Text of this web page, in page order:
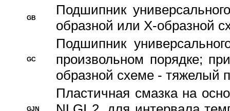
GB
Подшипник
образной или Х-образной
GC
Подшипник
произвольном порядке;
образной схеме - тяжелый
GJN
Пластичная смазка на